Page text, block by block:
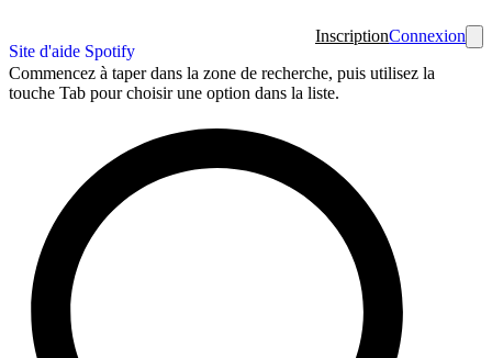
Site d'aide Spotify
InscriptionConnexion
Commencez à taper dans la zone de recherche, puis utilisez la
touche Tab pour choisir une option dans la liste.